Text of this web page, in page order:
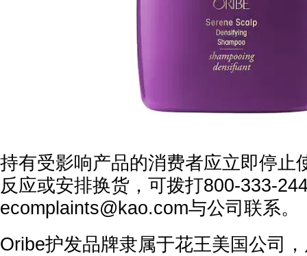
持有受影响产品的消费者应立即停止
反应或安排换货，可拨打800-333-
ecomplaints@kao.com与公司联系。
Oribe护发品牌隶属于花王美国公司